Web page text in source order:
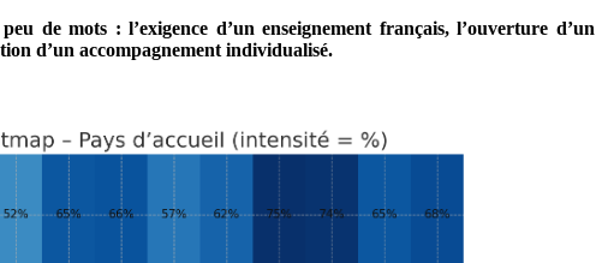
de mots : l’exigence d’un enseignement français, l’ouverture d’un
d’un accompagnement individualisé.